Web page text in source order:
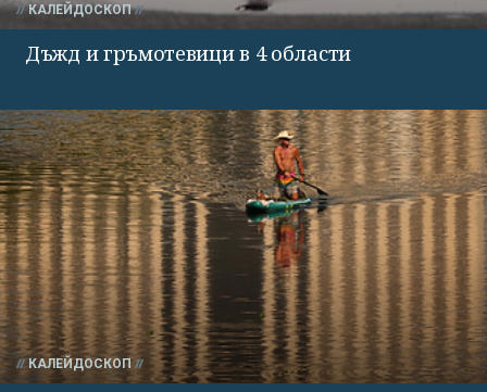
КАЛЕЙДОСКОП
Дъжд и гръмотевици в 4 области
КАЛЕЙДОСКОП